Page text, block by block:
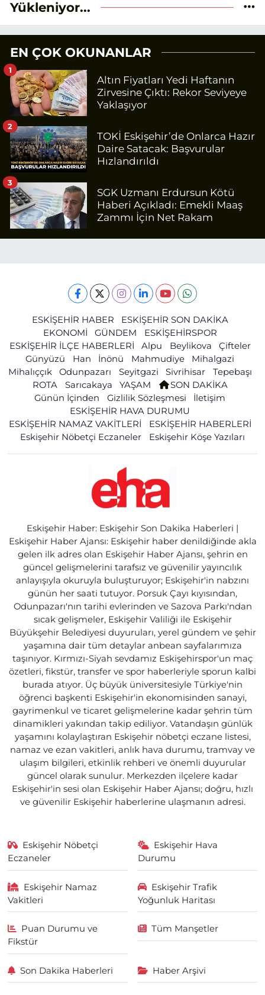
Yükleniyor...
EN ÇOK OKUNANLAR
Altın Fiyatları Yedi Haftanın
Zirvesine Çıktı: Rekor Seviyeye
Yaklaşıyor
1
TOKİ Eskişehir’de Onlarca Hazır
Daire Satacak: Başvurular
Hızlandırıldı
2
SGK Uzmanı Erdursun Kötü
Haberi Açıkladı: Emekli Maaş
Zammı İçin Net Rakam
3
ESKİŞEHİR HABER
ESKİŞEHİR SON DAKİKA
EKONOMİ
GÜNDEM
ESKİŞEHİRSPOR
ESKİŞEHİR İLÇE HABERLERİ
Alpu Beylikova
Çifteler
Günyüzü
Han İnönü Mahmudiye
Mihalgazi
Mihalıççık
Odunpazarı Seyitgazi Sivrihisar
Tepebaşı
ROTA
Sarıcakaya YAŞAM
SON DAKİKA
Günün İçinden
Gizlilik Sözleşmesi
İletişim
ESKİŞEHİR HAVA DURUMU
ESKİŞEHİR NAMAZ VAKİTLERİ
ESKİŞEHİR HABERLERİ
Eskişehir Nöbetçi Eczaneler
Eskişehir Köşe Yazıları
Eskişehir Haber: Eskişehir Son Dakika Haberleri |
Eskişehir Haber Ajansı: Eskişehir haber denildiğinde akla
gelen ilk adres olan Eskişehir Haber Ajansı, şehrin en
güncel gelişmelerini tarafsız ve güvenilir yayıncılık
anlayışıyla okuruyla buluşturuyor; Eskişehir'in nabzını
günün her saati tutuyor. Porsuk Çayı kıyısından,
Odunpazarı'nın tarihi evlerinden ve Sazova Parkı'ndan
sıcak gelişmeler, Eskişehir Valiliği ile Eskişehir
Büyükşehir Belediyesi duyuruları, yerel gündem ve şehir
yaşamına dair tüm detaylar anbean sayfalarımıza
taşınıyor. Kırmızı-Siyah sevdamız Eskişehirspor'un maç
özetleri, fikstür, transfer ve spor haberleriyle sporun kalbi
burada atıyor. Üç büyük üniversitesiyle Türkiye'nin
öğrenci başkenti Eskişehir'in ekonomisinden sanayi,
gayrimenkul ve ticaret gelişmelerine kadar şehrin tüm
dinamikleri yakından takip ediliyor. Vatandaşın günlük
yaşamını kolaylaştıran Eskişehir nöbetçi eczane listesi,
namaz ve ezan vakitleri, anlık hava durumu, tramvay ve
ulaşım bilgileri, etkinlik rehberi ve önemli duyurular
güncel olarak sunulur. Merkezden ilçelere kadar
Eskişehir'in sesi olan Eskişehir Haber Ajansı; doğru, hızlı
ve güvenilir Eskişehir haberlerine ulaşmanın adresi.
Eskişehir Nöbetçi
Eczaneler
Eskişehir Hava
Durumu
Eskişehir Namaz
Vakitleri
Eskişehir Trafik
Yoğunluk Haritası
Puan Durumu ve
Fikstür
Tüm Manşetler
Son Dakika Haberleri Haber Arşivi